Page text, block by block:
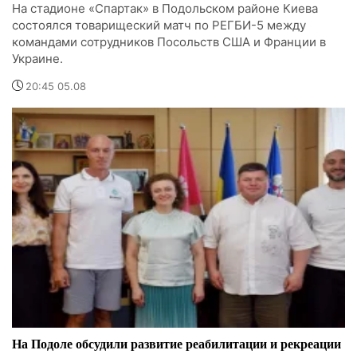
На стадионе «Спартак» в Подольском районе Киева
состоялся товарищеский матч по РЕГБИ-5 между
командами сотрудников Посольств США и Франции в
Украине.
20:45 05.08
На Подоле обсудили развитие реабилитации и рекреации